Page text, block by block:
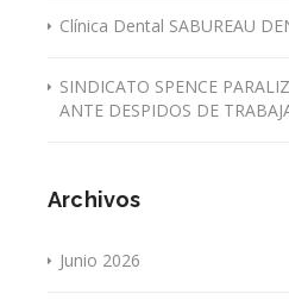
Clínica Dental SABUREAU
SINDICATO SPENCE
ANTE DESPIDOS DE
Archivos
Junio 2026